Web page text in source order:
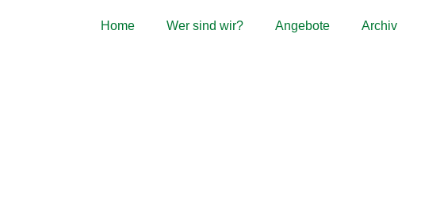
Home Wer sind wir? Angebote Archiv